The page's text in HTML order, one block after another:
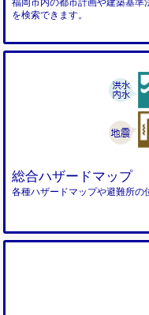
福岡市内の都市計画や建築基準
を検索できます。
総合ハザードマップ
各種ハザードマップや避難所の